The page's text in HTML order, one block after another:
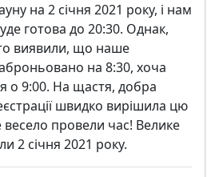
на 2 січня 2021 року, і нам
готова до 20:30. Однак,
виявили, що наше
на 8:30, хоча
о 9:00. На щастя, добра
швидко вирішила цю
провели час! Велике
2 січня 2021 року.